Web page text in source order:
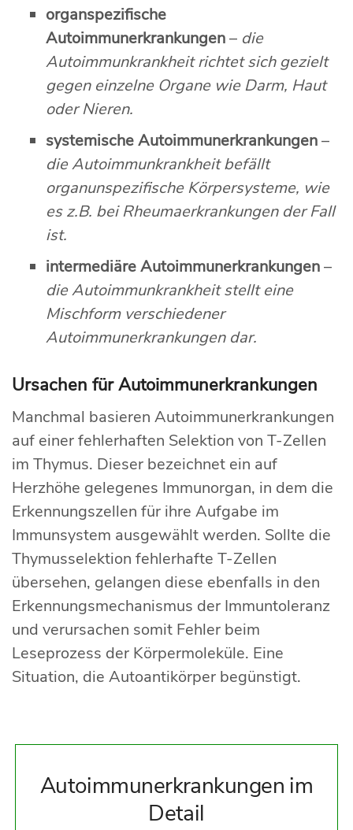
organspezifische
Autoimmunerkrankungen– die
Autoimmunkrankheit richtet sich gezielt
gegen einzelne Organe wie Darm, Haut
oder Nieren.
systemische Autoimmunerkrankungen–
die Autoimmunkrankheit befällt
organunspezifische Körpersysteme, wie
es z.B. bei Rheumaerkrankungen der Fall
ist.
intermediäre Autoimmunerkrankungen–
die Autoimmunkrankheit stellt eine
Mischform verschiedener
Autoimmunerkrankungen dar.
Ursachen für Autoimmunerkrankungen
Manchmal basieren Autoimmunerkrankungen
auf einer fehlerhaften Selektion von T-Zellen
im Thymus. Dieser bezeichnet ein auf
Herzhöhe gelegenes Immunorgan, in dem die
Erkennungszellen für ihre Aufgabe im
Immunsystem ausgewählt werden. Sollte die
Thymusselektion fehlerhafte T-Zellen
übersehen, gelangen diese ebenfalls in den
Erkennungsmechanismus der Immuntoleranz
und verursachen somit Fehler beim
Leseprozess der Körpermoleküle. Eine
Situation, die Autoantikörper begünstigt.
Autoimmunerkrankungen im
Detail